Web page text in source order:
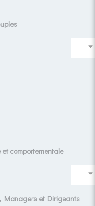
et comportementale
Managers et Dirigeants